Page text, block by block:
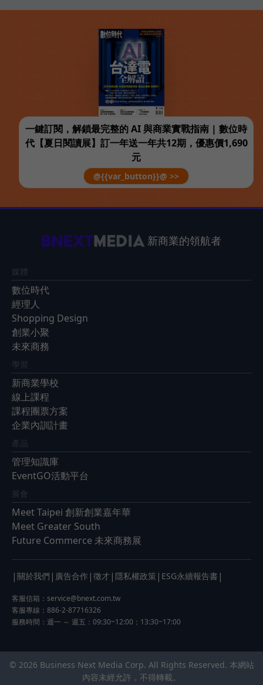
一鍵訂閱，解鎖最完整的 AI 與商業實戰指南 | 數位時
代【夏日閱讀展】訂一年送一年共12期，優惠價1,690
元
@{{var_button}}@ >>
新商業的領航者
媒體
數位時代
經理人
Shopping Design
創業小聚
未來商務
學習
新商業學校
線上課程
課程團票方案
企業內訓計畫
產品
管理知識庫
EventGO活動平台
展會
Meet Taipei 創新創業嘉年華
Meet Greater South
Future Commerce 未來商務展
| 關於我們 | 廣告合作 | 徵才 | 隱私權政策 | ESG永續報告書 |
客服信箱： service@bnext.com.tw
客服專線：886-2-87716326
服務時間：週一 ～ 週五：09:30~12:00；13:30~17:00
© 2026 Business Next Media Corp. All Rights Reserved. 本網站
內容未經允許，不得轉載。